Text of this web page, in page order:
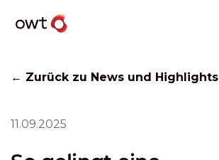
← Zurück zu News und Highlights
11.09.2025